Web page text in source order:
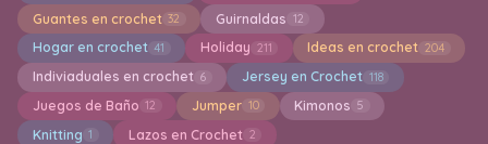
Guantes en crochet 32 Guirnaldas 12
Hogar en crochet 41 Holiday 211 Ideas en crochet 204
Indiviaduales en crochet 6 Jersey en Crochet 118
Juegos de Baño 12 Jumper 10 Kimonos 5
Knitting 1 Lazos en Crochet 2